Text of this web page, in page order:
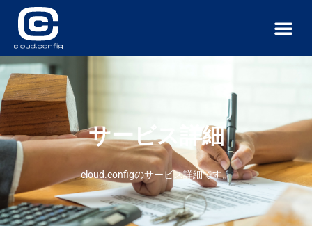
サービス詳細
cloud.configのサービス詳細です。